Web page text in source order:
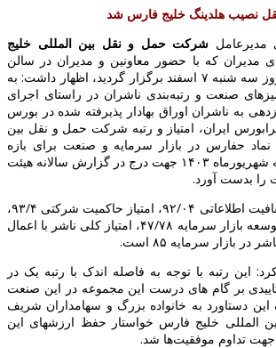
مدیرعامل شرکت حمل و نقل بین المللی خلیج
مدیران که با حضور معاونین و مدیران در سالن
جلسات دفتر مرکزی روز سه شنبه ۷ اسفند برگزار گردید، اظهار داشت: به
صنعت و رتبه‌بندی ناشران در راستای اجرای
به ناشران اوراق بهادار پذیرفته شده در بورس
ایران، امتیاز و رتبه شرکت حمل و نقل بین
نماد حفارس در بازار سرمایه و صنعت برای بازه
زمانی یکساله منتهی به شهریورماه ۱۴۰۳ جهت درج در گزارش سالانه هیئت
گفتنی است، امتیاز شفافیت اطلاعاتی ۹۲/۰۴، امتیاز حاکمیت شرکتی ۹۳/۴،
امتیاز نقش‌آفرینی در توسعه بازار سرمایه ۴۷/۷۸، امتیاز کلی ناشر با اعمال
این رتبه با توجه به فاصله اندک با رتبه یک در
بر گام های درست این مجموعه در این صنعت
دستاورد به خانواده بزرگ و سهامداران شریف
خلیج فارس خواستار حفظ ارزشهای این
تداوم موفقیت‌ها شد.